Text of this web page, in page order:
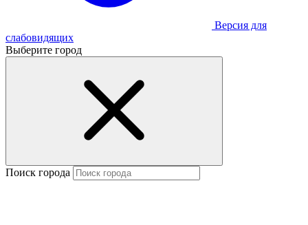
Версия для
слабовидящих
Выберите город
Поиск города